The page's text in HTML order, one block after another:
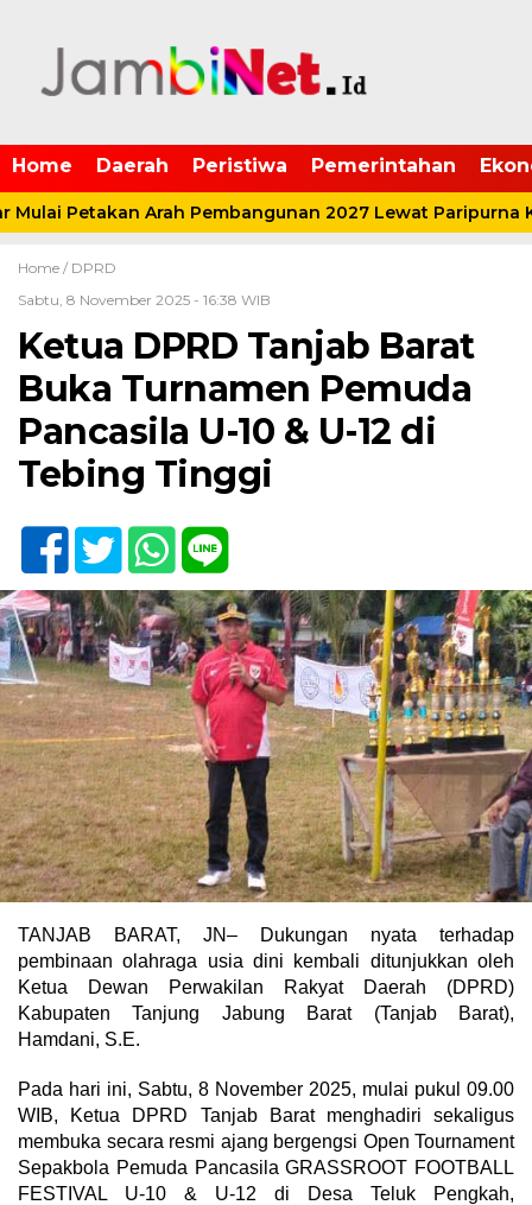
Home Daerah Peristiwa Pemerintahan
Petakan Arah Pembangunan 2027 Lewat Paripurna
Home / DPRD
Sabtu, 8 November 2025 - 16:38 WIB
Ketua DPRD Tanjab Barat
Buka Turnamen Pemuda
Pancasila U-10 & U-12 di
Tebing Tinggi
TANJAB BARAT, JN– Dukungan nyata terhadap
pembinaan olahraga usia dini kembali ditunjukkan oleh
Ketua Dewan Perwakilan Rakyat Daerah (DPRD)
Kabupaten Tanjung Jabung Barat (Tanjab Barat),
Hamdani, S.E.
Pada hari ini, Sabtu, 8 November 2025, mulai pukul 09.00
WIB, Ketua DPRD Tanjab Barat menghadiri sekaligus
membuka secara resmi ajang bergengsi Open Tournament
Sepakbola Pemuda Pancasila GRASSROOT FOOTBALL
FESTIVAL U-10 & U-12 di Desa Teluk Pengkah,